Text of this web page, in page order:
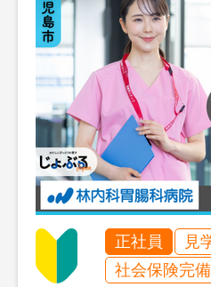
正社員 見
社会保険完備